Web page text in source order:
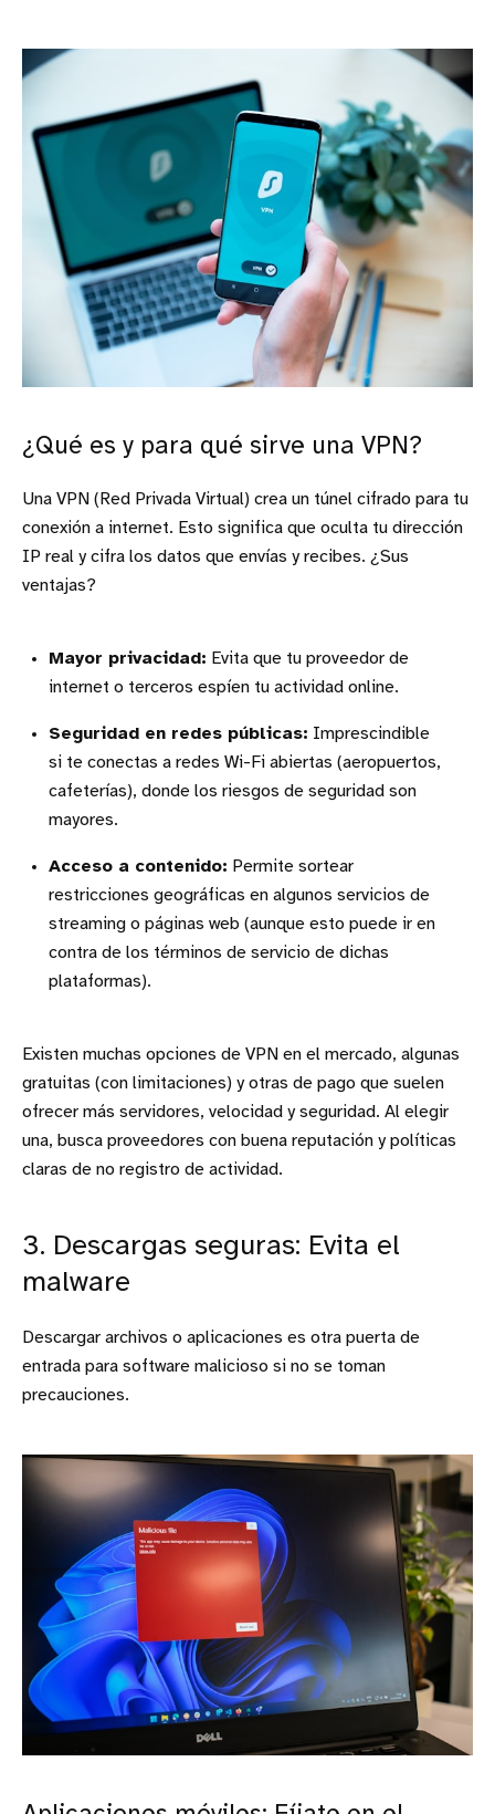
¿Qué es y para qué sirve una VPN?
Una VPN (Red Privada Virtual) crea un túnel cifrado para tu
conexión a internet. Esto significa que oculta tu dirección
IP real y cifra los datos que envías y recibes. ¿Sus
ventajas?
Mayor privacidad: Evita que tu proveedor de
internet o terceros espíen tu actividad online.
Seguridad en redes públicas: Imprescindible
si te conectas a redes Wi-Fi abiertas (aeropuertos,
cafeterías), donde los riesgos de seguridad son
mayores.
Acceso a contenido: Permite sortear
restricciones geográficas en algunos servicios de
streaming o páginas web (aunque esto puede ir en
contra de los términos de servicio de dichas
plataformas).
Existen muchas opciones de VPN en el mercado, algunas
gratuitas (con limitaciones) y otras de pago que suelen
ofrecer más servidores, velocidad y seguridad. Al elegir
una, busca proveedores con buena reputación y políticas
claras de no registro de actividad.
3. Descargas seguras: Evita el
malware
Descargar archivos o aplicaciones es otra puerta de
entrada para software malicioso si no se toman
precauciones.